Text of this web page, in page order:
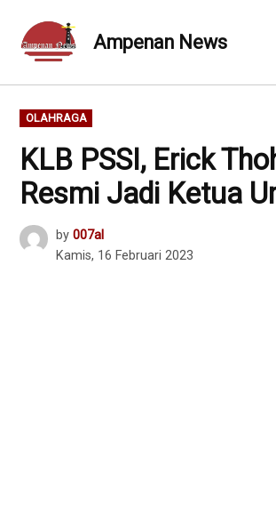
content
Ampenan News
POSTED
IN
OLAHRAGA
KLB PSSI, Erick
Resmi Jadi Ketua
by 007al
Kamis, 16 Februari 2023